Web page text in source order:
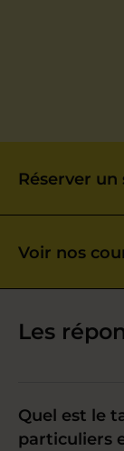
Réserver
Voir nos
Les
Quel est le
particuliers